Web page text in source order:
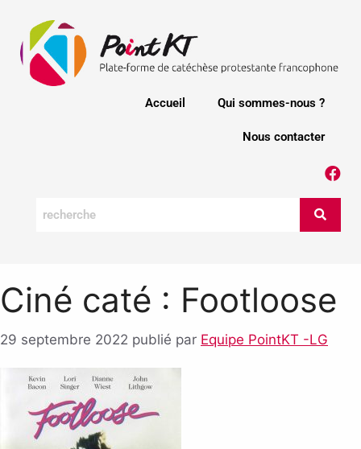
Accueil Qui sommes-nous ?
Nous contacter
Ciné caté : Footloose
29 septembre 2022 publié par Equipe PointKT -LG